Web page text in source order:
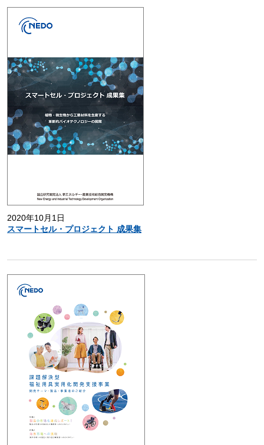
2020年10月1日
スマートセル・プロジェクト 成果集